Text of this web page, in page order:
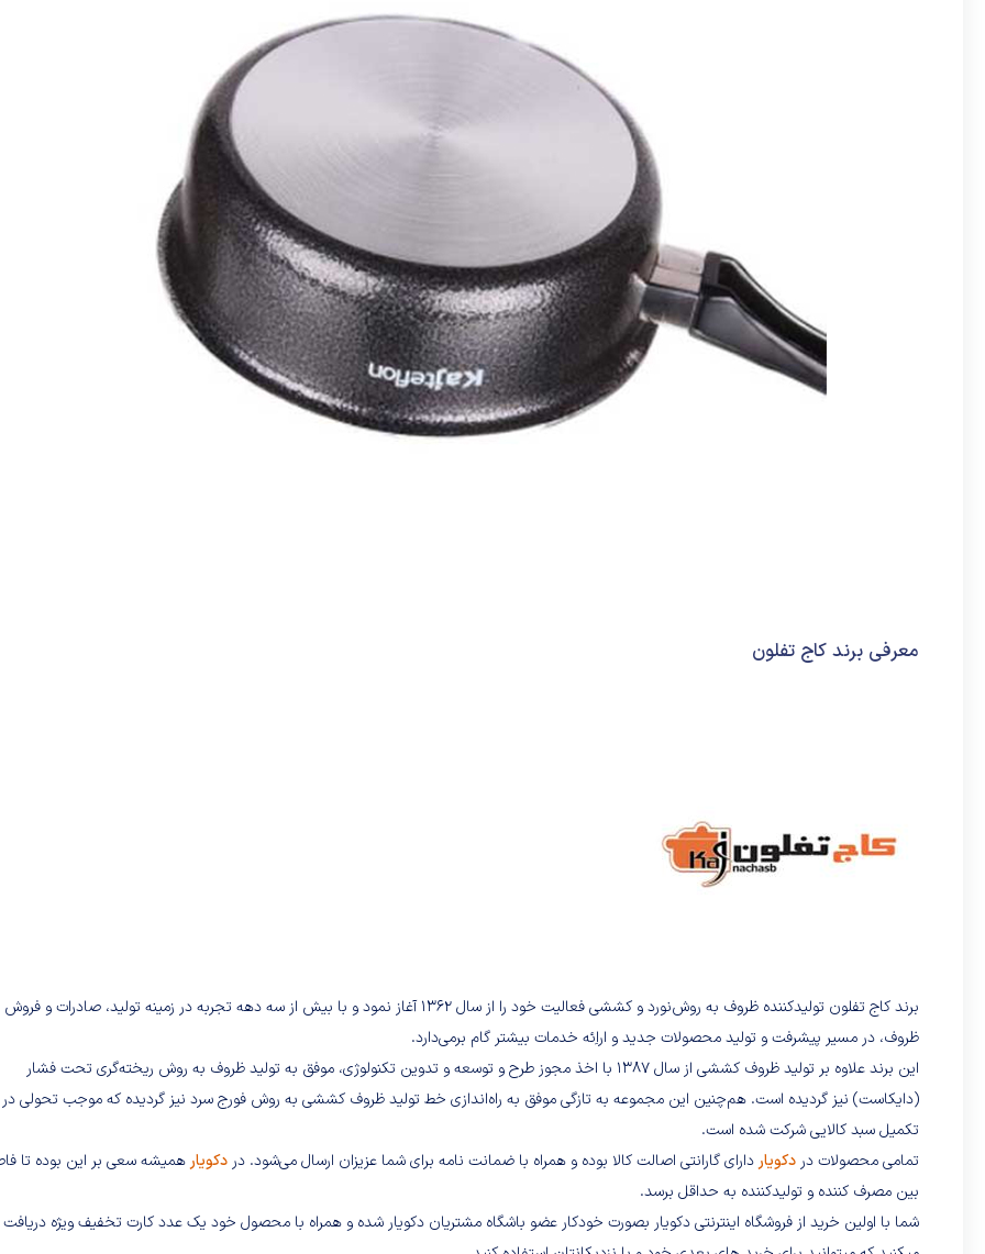
معرفی برند کاج تفلون
برند کاج تفلون تولیدکننده ظروف به روش‌نورد و کششی فعالیت خود را از سال 1362 آغاز نمود و با بیش از سه دهه تجربه در زمینه تولید، صادرات و فروش
ظروف، در مسیر پیشرفت و تولید محصولات جدید و اراِئه خدمات بیشتر گام برمی‌دارد.
این برند علاوه بر تولید ظروف کششی از سال 1387 با اخذ مجوز طرح و توسعه و تدوین تکنولوژی، موفق به تولید ظروف به روش ریخته‌گری تحت فشار
(دایکاست) نیز گردیده است. هم‌چنین این مجموعه به تازگی موفق به راه‌اندازی خط تولید ظروف کششی به روش فورج سرد نیز گردیده که موجب تحولی در
تکمیل سبد کالایی شرکت شده است.
تمامی محصولات در دکویار دارای گارانتی اصالت کالا بوده و همراه با ضمانت نامه برای شما عزیزان ارسال می‌شود. در دکویار همیشه سعی بر این بوده تا
بین مصرف کننده و تولیدکننده به حداقل برسد.
شما با اولین خرید از فروشگاه اینترنتی دکویار بصورت خودکار عضو باشگاه مشتریان دکویار شده و همراه با محصول خود یک عدد کارت تخفیف ویژه دریافت